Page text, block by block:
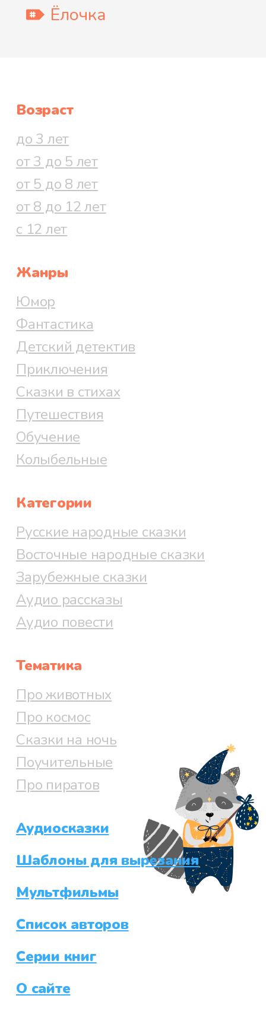
Ёлочка
Возраст
до 3 лет
от 3 до 5 лет
от 5 до 8 лет
от 8 до 12 лет
с 12 лет
Жанры
Юмор
Фантастика
Детский детектив
Приключения
Сказки в стихах
Путешествия
Обучение
Колыбельные
Категории
Русские народные сказки
Восточные народные сказки
Зарубежные сказки
Аудио рассказы
Аудио повести
Тематика
Про животных
Про космос
Сказки на ночь
Поучительные
Про пиратов
Аудиосказки
Шаблоны для вырезания
Мультфильмы
Список авторов
Серии книг
О сайте